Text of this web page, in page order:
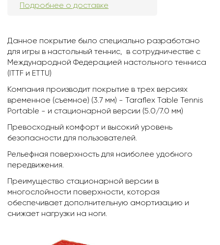
Подробнее о доставке
Данное покрытие было специально разработано
для игры в настольный теннис, в сотрудничестве с
Международной Федерацией настольного тенниса
(ITTF и ETTU)
Компания производит покрытие в трех версиях
временное (съемное) (3.7 мм) - Taraflex Table Tennis
Portable - и стационарной версии (5.0/7.0 мм)
Превосходный комфорт и высокий уровень
безопасности для пользователей.
Рельефная поверхность для наиболее удобного
передвижения.
Преимущество стационарной версии в
многослойности поверхности, которая
обеспечивает дополнительную амортизацию и
снижает нагрузки на ноги.